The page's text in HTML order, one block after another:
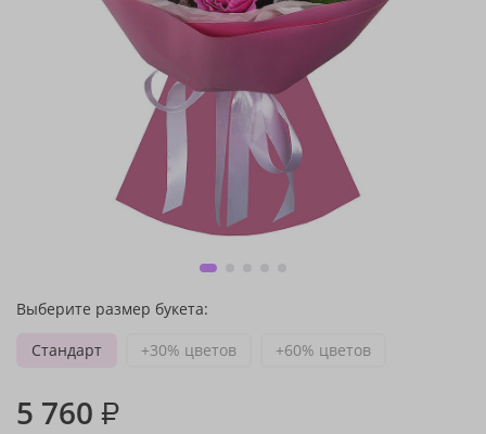
Выберите размер букета:
Стандарт
+30% цветов +60% цветов
5 760 ₽